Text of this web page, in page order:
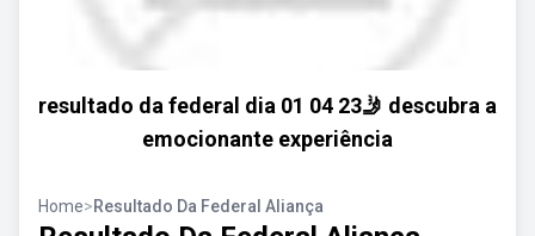
resultado da federal dia 01 04 23🤳 descubra a
emocionante experiência
Home>Resultado Da Federal Aliança